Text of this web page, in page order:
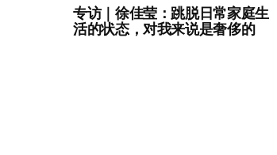
专访｜徐佳莹：跳脱日常家庭生
活的状态，对我来说是奢侈的